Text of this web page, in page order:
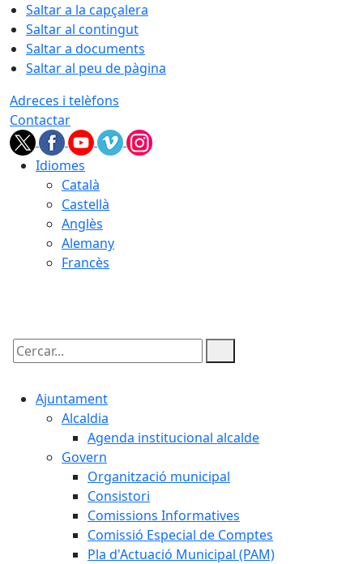
Saltar a la capçalera
Saltar al contingut
Saltar a documents
Saltar al peu de pàgina
Adreces i telèfons
Contactar
Idiomes
Català
Castellà
Anglès
Alemany
Francès
Cercar:
Ajuntament
Alcaldia
Agenda institucional alcalde
Govern
Organització municipal
Consistori
Comissions Informatives
Comissió Especial de Comptes
Pla d'Actuació Municipal (PAM)